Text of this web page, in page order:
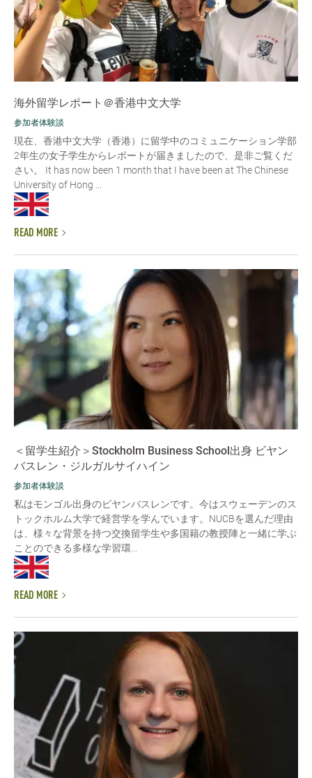
海外留学レポート＠香港中文大学
参加者体験談
現在、香港中文大学（香港）に留学中のコミュニケーション学部
2年生の女子学生からレポートが届きましたので、是非ご覧くだ
さい。 It has now been 1 month that I have been at The Chinese
University of Hong ...
READ MORE
＜留学生紹介＞Stockholm Business School出身 ビヤン
バスレン・ジルガルサイハイン
参加者体験談
私はモンゴル出身のビヤンバスレンです。今はスウェーデンのス
トックホルム大学で経営学を学んでいます。NUCBを選んだ理由
は、様々な背景を持つ交換留学生や多国籍の教授陣と一緒に学ぶ
ことのできる多様な学習環...
READ MORE